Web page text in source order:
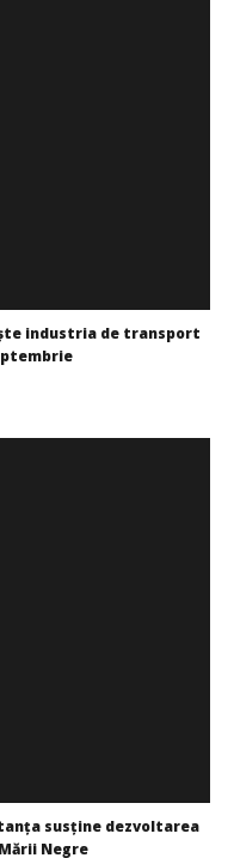
piața europeană și
din România
industria de transport
susține dezvoltarea
Negre